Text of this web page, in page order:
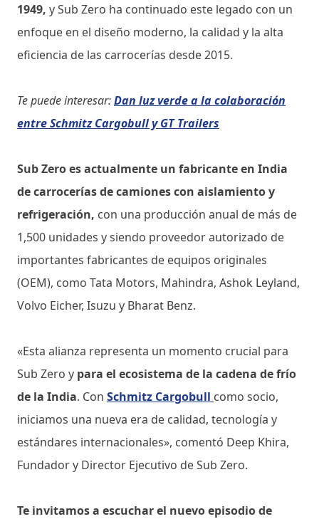
1949, y Sub Zero ha continuado este legado con un
enfoque en el diseño moderno, la calidad y la alta
eficiencia de las carrocerías desde 2015.
Te puede interesar:Dan luz verde a la colaboración
entre Schmitz Cargobull y GT Trailers
Sub Zero es actualmente un fabricante en India
de carrocerías de camiones con aislamiento y
refrigeración, con una producción anual de más de
1,500 unidades y siendo proveedor autorizado de
importantes fabricantes de equipos originales
(OEM), como Tata Motors, Mahindra, Ashok Leyland,
Volvo Eicher, Isuzu y Bharat Benz.
«Esta alianza representa un momento crucial para
Sub Zero y para el ecosistema de la cadena de frío
de la India. Con Schmitz Cargobull como socio,
iniciamos una nueva era de calidad, tecnología y
estándares internacionales», comentó Deep Khira,
Fundador y Director Ejecutivo de Sub Zero.
Te invitamos a escuchar el nuevo episodio de